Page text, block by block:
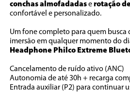
conchas almofadadas e rotação
confortável e personalizado.
Um fone completo para quem
imersão em qualquer momento do
Headphone Philco Extreme
Cancelamento de ruído ativo (ANC)
Autonomia de até 30h + recarga
Entrada auxiliar (P2) para continuar